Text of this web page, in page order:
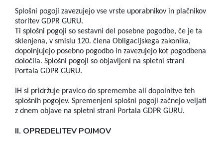
Splošni pogoji zavezujejo vse vrste uporabnikov in plačnikov
storitev GDPR GURU.
Ti splošni pogoji so sestavni del posebne pogodbe, če je ta
sklenjena, v smislu 120. člena Obligacijskega zakonika,
dopolnjujejo posebno pogodbo in zavezujejo kot pogodbena
določila. Splošni pogoji so objavljeni na spletni strani
Portala GDPR GURU.
IH si pridržuje pravico do spremembe ali dopolnitve teh
splošnih pogojev. Spremenjeni splošni pogoji začnejo veljati
z dnem objave na spletni strani Portala GDPR GURU.
II. OPREDELITEV POJMOV